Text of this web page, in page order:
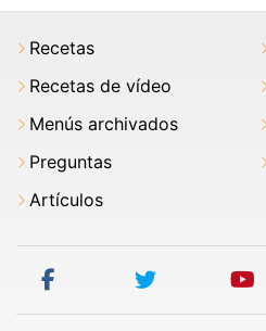
Recetas
Recetas de vídeo
Menús archivados
Preguntas
Artículos
facebook twitter